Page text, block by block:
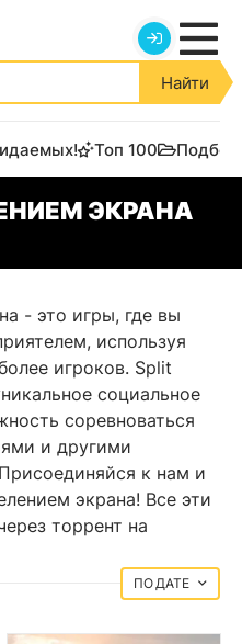
Найти
Топ 100
ЭКРАНА
- это игры, где вы
используя
игроков. Split
социальное
соревноваться
и другими
к нам и
экрана! Все эти
торрент на
ДАТЕ